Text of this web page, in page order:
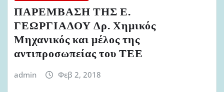
ΠΑΡΕΜΒΑΣΗ ΤΗΣ Ε.
ΓΕΩΡΓΙΑΔΟΥ Δρ. Χημικός
Μηχανικός και μέλος της
αντιπροσωπείας του ΤΕΕ
admin Φεβ 2, 2018